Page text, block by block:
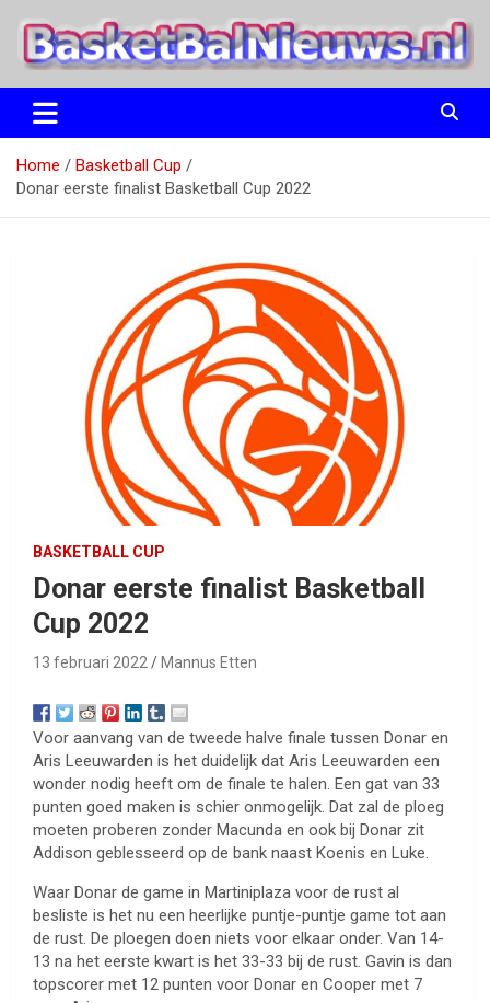
naar
BasketBalNieuws.nl
Etten
Home
Basketball Cup
Donar eerste finalist Basketball Cup 2022
BASKETBALL CUP
Donar eerste finalist Basketball
Cup 2022
13 februari 2022 Mannus Etten
Voor aanvang van de tweede halve finale tussen Donar en
Aris Leeuwarden is het duidelijk dat Aris Leeuwarden een
wonder nodig heeft om de finale te halen. Een gat van 33
punten goed maken is schier onmogelijk. Dat zal de ploeg
moeten proberen zonder Macunda en ook bij Donar zit
Addison geblesseerd op de bank naast Koenis en Luke.
Waar Donar de game in Martiniplaza voor de rust al
besliste is het nu een heerlijke puntje-puntje game tot aan
de rust. De ploegen doen niets voor elkaar onder. Van 14-
13 na het eerste kwart is het 33-33 bij de rust. Gavin is dan
topscorer met 12 punten voor Donar en Cooper met 7